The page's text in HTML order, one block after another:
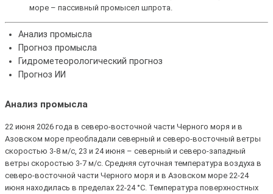
море – пассивный промысел шпрота.
Анализ промысла
Прогноз промысла
Гидрометеорологический прогноз
Прогноз ИИ
Анализ промысла
22 июня 2026 года в северо-восточной части Черного моря и в
Азовском море преобладали северный и северо-восточный ветры
скоростью 3-8 м/с, 23 и 24 июня – северный и северо-западный
ветры скоростью 3-7 м/с. Средняя суточная температура воздуха в
северо-восточной части Черного моря и в Азовском море 22-24
июня находилась в пределах 22-24 °С. Температура поверхностных